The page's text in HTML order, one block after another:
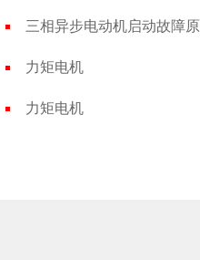
力矩电机
力矩电机